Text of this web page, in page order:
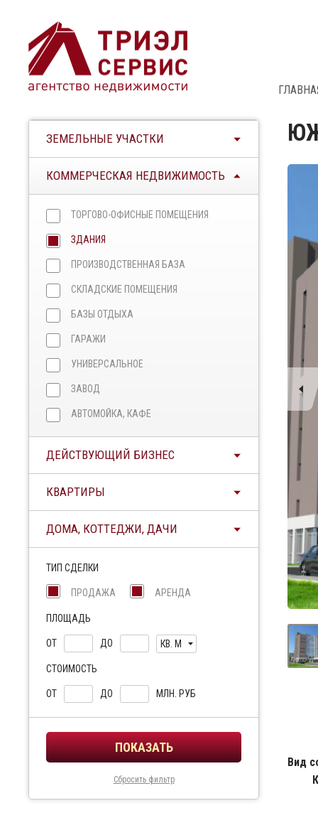
ЗЕМЕЛЬНЫЕ УЧАСТКИ
КОММЕРЧЕСКАЯ НЕДВИЖИМОСТЬ
ТОРГОВО-ОФИСНЫЕ ПОМЕЩЕНИЯ
ЗДАНИЯ
ПРОИЗВОДСТВЕННАЯ БАЗА
СКЛАДСКИЕ ПОМЕЩЕНИЯ
БАЗЫ ОТДЫХА
ГАРАЖИ
УНИВЕРСАЛЬНОЕ
ЗАВОД
АВТОМОЙКА, КАФЕ
ДЕЙСТВУЮЩИЙ БИЗНЕС
КВАРТИРЫ
ДОМА, КОТТЕДЖИ, ДАЧИ
ТИП СДЕЛКИ
ПРОДАЖА АРЕНДА
ПЛОЩАДЬ
ОТ ДО КВ. М
СТОИМОСТЬ
ОТ ДО МЛН. РУБ
Сбросить фильтр
Вид